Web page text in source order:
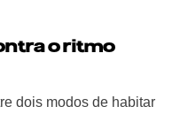
o ritmo
dois modos de habitar